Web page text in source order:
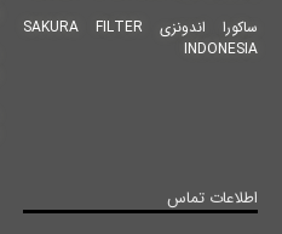
ساکورا اندونزی SAKURA FILTER
INDONESIA
اطلاعات تماس